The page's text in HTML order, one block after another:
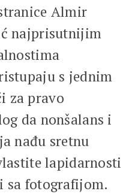
Almir
najprisutnijim
s jednim
za pravo
da nonšalans i
nađu sretnu
lapidarnosti
sa fotografijom.